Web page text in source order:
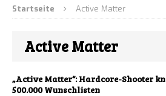
Startseite Active Matter
Active Matter
„Active Matter“: Hardcore-Shooter
500.000 Wunschlisten